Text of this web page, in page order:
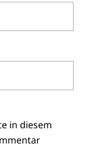
in diesem